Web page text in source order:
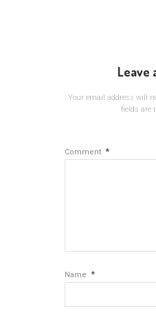
Leave
Your email address will
fields are
Comment *
Name *